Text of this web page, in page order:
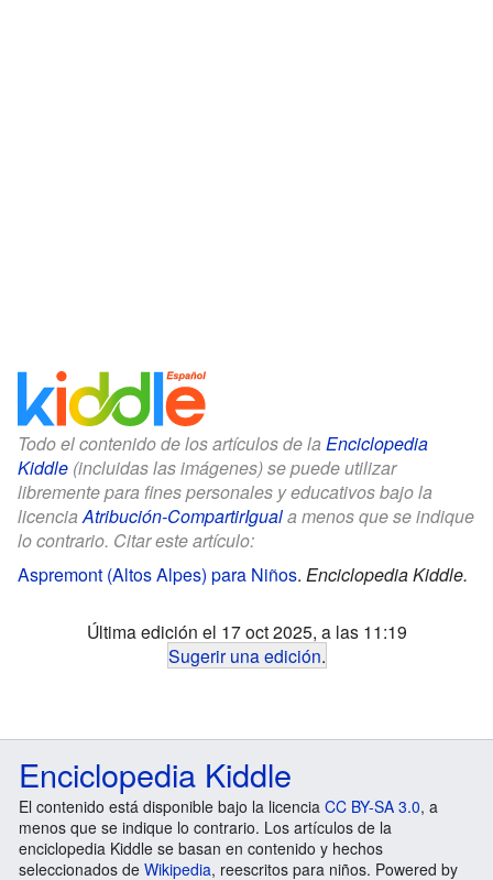
Todo el contenido de los artículos de la Enciclopedia
Kiddle (incluidas las imágenes) se puede utilizar
libremente para fines personales y educativos bajo la
licenciaAtribución-CompartirIguala menos que se indique
lo contrario. Citar este artículo:
Aspremont (Altos Alpes) para Niños. Enciclopedia Kiddle.
Última edición el 17 oct 2025, a las 11:19
Sugerir una edición.
Enciclopedia Kiddle
El contenido está disponible bajo la licencia CC BY-SA 3.0, a
menos que se indique lo contrario. Los artículos de la
enciclopedia Kiddle se basan en contenido y hechos
seleccionados de Wikipedia, reescritos para niños. Powered by